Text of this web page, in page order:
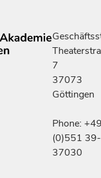
7
37073
Göttingen
Phone:
(0)551 39-
37030